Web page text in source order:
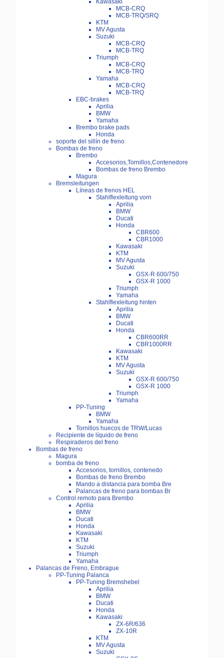
Kawasaki
MCB-CRQ
MCB-TRQ/SRQ
KTM
MV Agusta
Suzuki
MCB-CRQ
MCB-TRQ
Triumph
MCB-CRQ
MCB-TRQ
Yamaha
MCB-CRQ
MCB-TRQ
EBC-brakes
Aprilia
BMW
Yamaha
Brembo brake pads
Honda
soporte del sillín de freno
Bombas de freno
Brembo
Accesorios,Tornillos,Contenedore
Bombas de freno Brembo
Magura
Bremsleitungen
Líneas de frenos HEL
Stahlflexleitung vorn
Aprilia
BMW
Ducati
Honda
CBR600
CBR1000
Kawasaki
KTM
MV Agusta
Suzuki
GSX-R 600/750
GSX-R 1000
Triumph
Yamaha
Stahlflexleitung hinten
Aprilia
BMW
Ducati
Honda
CBR600RR
CBR1000RR
Kawasaki
KTM
MV Agusta
Suzuki
GSX-R 600/750
GSX-R 1000
Triumph
Yamaha
PP-Tuning
BMW
Yamaha
Tornillos huecos de TRW/Lucas
Recipiente de líquido de freno
Respiraderos del freno
Bombas de freno
Magura
bomba de freno
Accesorios, tornillos, contenedo
Bombas de freno Brembo
Mando a distancia para bomba Bre
Palancas de freno para bombas Br
Control remoto para Brembo
Aprilia
BMW
Ducati
Honda
Kawasaki
KTM
Suzuki
Triumph
Yamaha
Palancas de Freno, Embrague
PP-Tuning Palanca
PP-Tuning Bremshebel
Aprilia
BMW
Ducati
Honda
Kawasaki
ZX-6R/636
ZX-10R
KTM
MV Agusta
Suzuki